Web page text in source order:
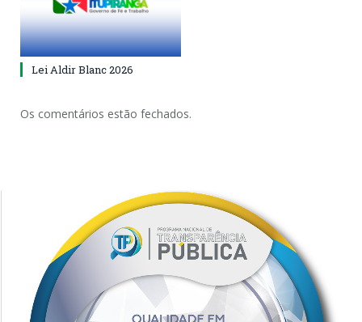
Lei Aldir Blanc 2026
Os comentários estão fechados.